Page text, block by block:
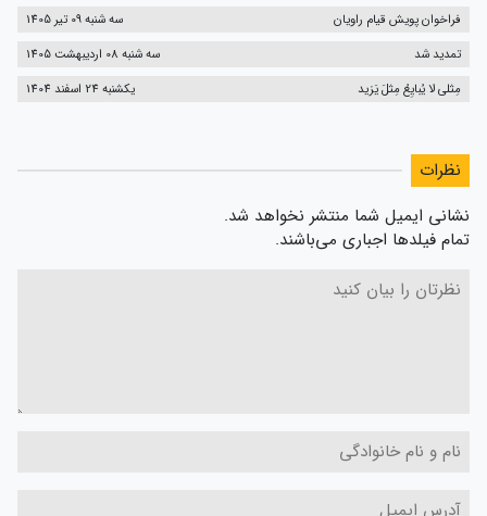
فراخوان پویش قیام راویان
سه شنبه 09 تیر 1405
تمدید شد
سه شنبه 08 اردیبهشت 1405
مِثلی لا یُبایِعُ مِثلَ یَزید
یکشنبه 24 اسفند 1404
نظرات
نشانی ایمیل شما منتشر نخواهد شد.
تمام فیلدها اجباری می‌باشند.